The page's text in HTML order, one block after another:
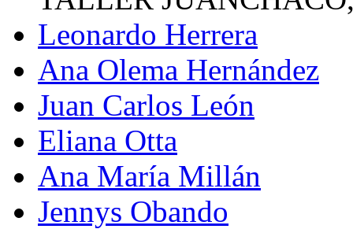
Leonardo Herrera
Ana Olema Hernández
Juan Carlos León
Eliana Otta
Ana María Millán
Jennys Obando